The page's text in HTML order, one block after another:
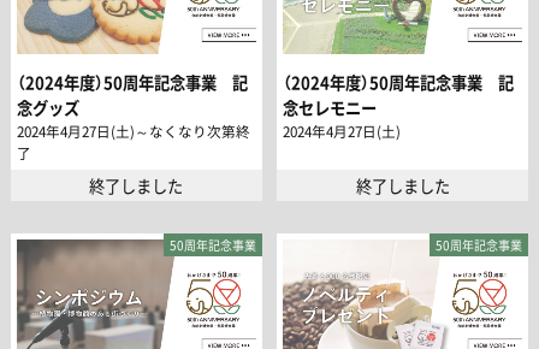
（2024年度）50周年記念事業 記
念グッズ
2024年4月27日(土)～なくなり次第終
了
終了しました
（2024年度）50周年記念事業 記
念セレモニー
2024年4月27日(土)
終了しました
50周年記念事業 50周年記念事業